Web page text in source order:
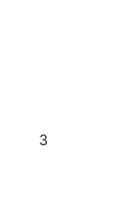
3